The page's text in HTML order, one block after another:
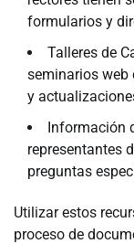
formularios y
Talleres de
seminarios web
y
Información
representantes
preguntas
Utilizar estos
proceso de